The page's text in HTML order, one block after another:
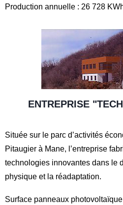
Production annuelle : 26 728
ENTREPRISE
Située sur le parc d’activités
Pitaugier à Mane, l’entreprise
technologies innovantes dans le
physique et la réadaptation.
Surface panneaux photovoltaïque